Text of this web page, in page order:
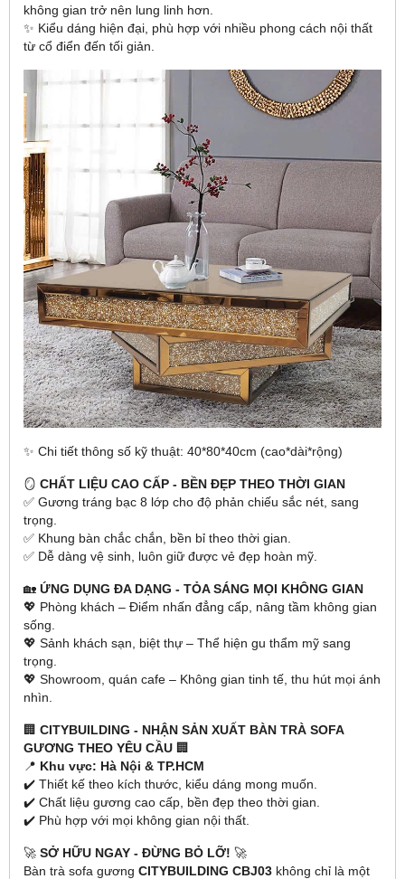
không gian trở nên lung linh hơn.
✨ Kiểu dáng hiện đại, phù hợp với nhiều phong cách nội thất
từ cổ điển đến tối giản.
✨ Chi tiết thông số kỹ thuật: 40*80*40cm (cao*dài*rộng)
🪞 CHẤT LIỆU CAO CẤP - BỀN ĐẸP THEO THỜI GIAN
✅ Gương tráng bạc 8 lớp cho độ phản chiếu sắc nét, sang
trọng.
✅ Khung bàn chắc chắn, bền bỉ theo thời gian.
✅ Dễ dàng vệ sinh, luôn giữ được vẻ đẹp hoàn mỹ.
🏡 ỨNG DỤNG ĐA DẠNG - TỎA SÁNG MỌI KHÔNG GIAN
💖 Phòng khách – Điểm nhấn đẳng cấp, nâng tầm không gian
sống.
💖 Sảnh khách sạn, biệt thự – Thể hiện gu thẩm mỹ sang
trọng.
💖 Showroom, quán cafe – Không gian tinh tế, thu hút mọi ánh
nhìn.
🏢 CITYBUILDING - NHẬN SẢN XUẤT BÀN TRÀ SOFA
GƯƠNG THEO YÊU CẦU 🏢
📍 Khu vực: Hà Nội & TP.HCM
✔️ Thiết kế theo kích thước, kiểu dáng mong muốn.
✔️ Chất liệu gương cao cấp, bền đẹp theo thời gian.
✔️ Phù hợp với mọi không gian nội thất.
🚀 SỞ HỮU NGAY - ĐỪNG BỎ LỠ! 🚀
Bàn trà sofa gương CITYBUILDING CBJ03 không chỉ là một